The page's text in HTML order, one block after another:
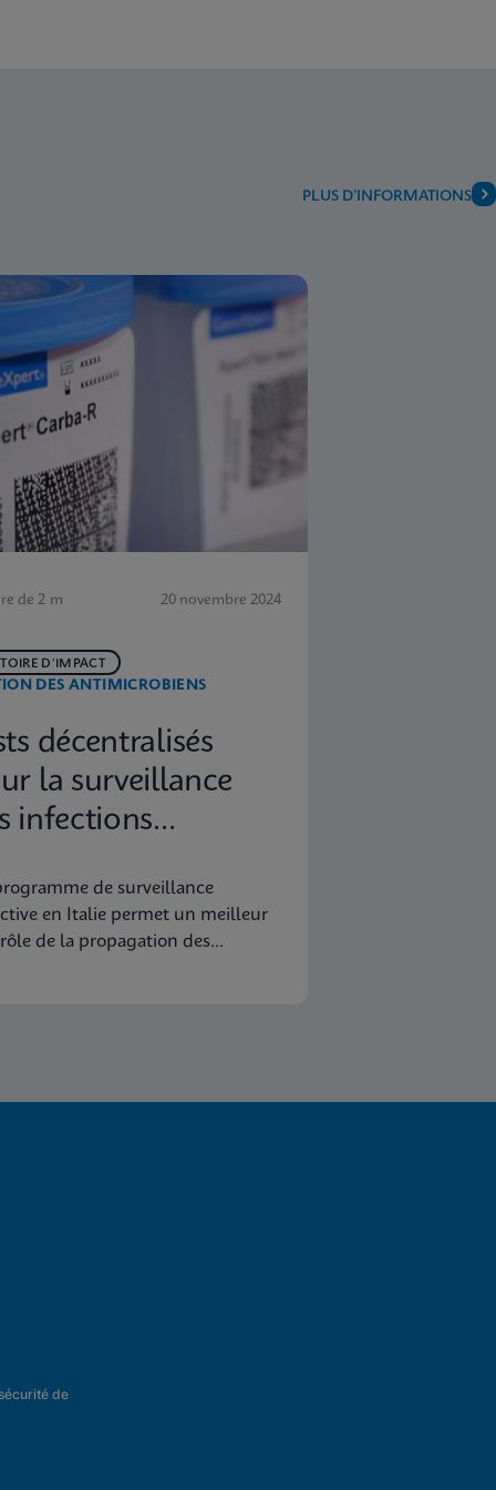
PLUS D’INFORMATIONS
de 2 m 20 novembre 2024
DES ANTIMICROBIENS
D’IMPACT
décentralisés
la surveillance
infections
de surveillance
en Italie permet un meilleur
de la propagation des
de